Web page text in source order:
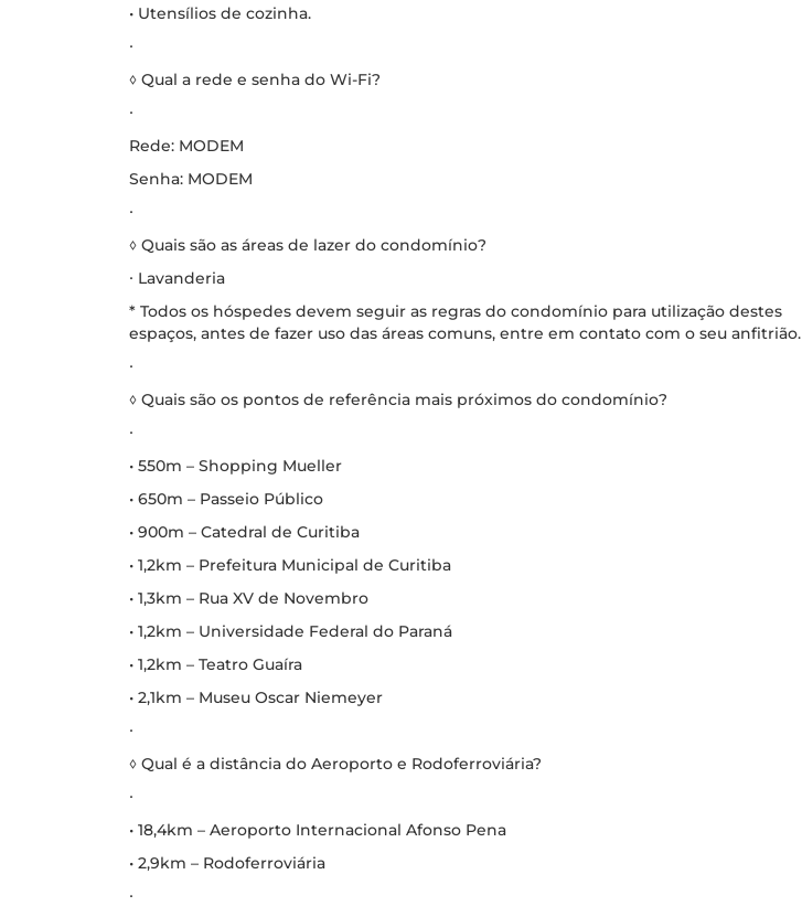
• Utensílios de cozinha.
∙
◊ Qual a rede e senha do Wi-Fi?
∙
Rede: MODEM
Senha: MODEM
∙
◊ Quais são as áreas de lazer do condomínio?
∙ Lavanderia
* Todos os hóspedes devem seguir as regras do condomínio para utilização destes
espaços, antes de fazer uso das áreas comuns, entre em contato com o seu anfitrião.
∙
◊ Quais são os pontos de referência mais próximos do condomínio?
∙
• 550m – Shopping Mueller
• 650m – Passeio Público
• 900m – Catedral de Curitiba
• 1,2km – Prefeitura Municipal de Curitiba
• 1,3km – Rua XV de Novembro
• 1,2km – Universidade Federal do Paraná
• 1,2km – Teatro Guaíra
• 2,1km – Museu Oscar Niemeyer
∙
◊ Qual é a distância do Aeroporto e Rodoferroviária?
∙
• 18,4km – Aeroporto Internacional Afonso Pena
• 2,9km – Rodoferroviária
∙